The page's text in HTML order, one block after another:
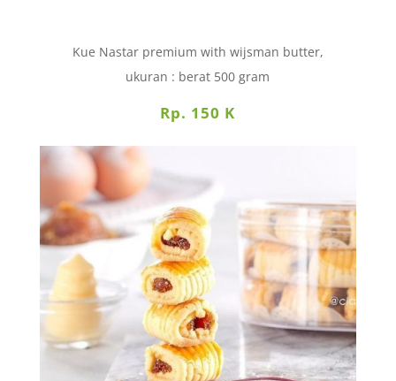
Kue Nastar premium with wijsman butter,
ukuran : berat 500 gram
Rp. 150 K